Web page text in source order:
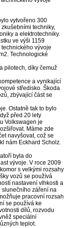
vytvořeno 300
techniky,
a elektrotechniky.
ve výši 1159
vývoje
Technologické
pilotech, díky čemuž
a vynikající
středisko. Škoda
zbývající část se
Ostatně tak to bylo
před 20 lety
Volkswagen je
Máme zde
navyšovat, což se
nám Eckhard Scholz.
byla do
vývoje. V roce 2009
s velkými rozsahy
vozů se používá
nastavení vlhkosti a
slunečního záření na
pracovní rozsah
se používá ke
dílů, rozvodu
speciální
teplot.